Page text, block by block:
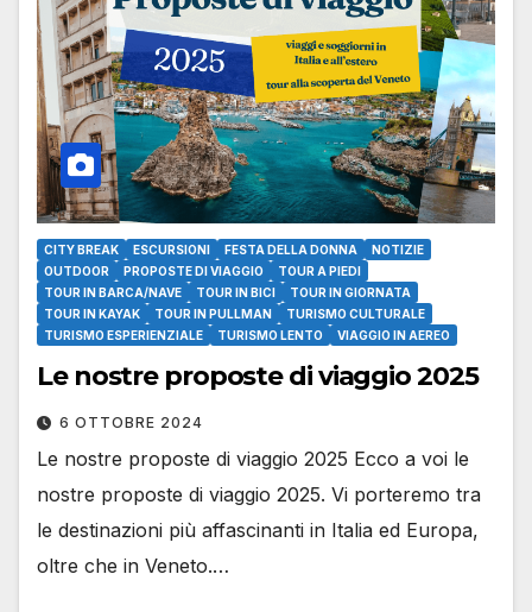
CITY BREAK ESCURSIONI FESTA DELLA DONNA
NOTIZIE
OUTDOOR
PROPOSTE DI VIAGGIO
TOUR A PIEDI
TOUR IN BARCA/NAVE
TOUR IN BICI
TOUR IN GIORNATA
TOUR IN KAYAK
TOUR IN PULLMAN
TURISMO CULTURALE
TURISMO ESPERIENZIALE
TURISMO LENTO VIAGGIO IN AEREO
Le nostre proposte di viaggio 2025
6 OTTOBRE 2024
Le nostre proposte di viaggio 2025 Ecco a voi le
nostre proposte di viaggio 2025. Vi porteremo tra
le destinazioni più affascinanti in Italia ed Europa,
oltre che in Veneto.…